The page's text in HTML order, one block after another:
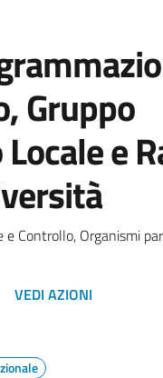
Gruppo
e
e Controllo, Organismi
VEDI AZIONI